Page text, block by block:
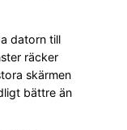
datorn till
räcker
skärmen
bättre än